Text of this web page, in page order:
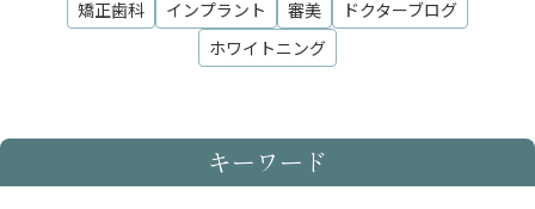
矯正歯科 インプラント 審美
ドクターブログ
ホワイトニング
キーワード